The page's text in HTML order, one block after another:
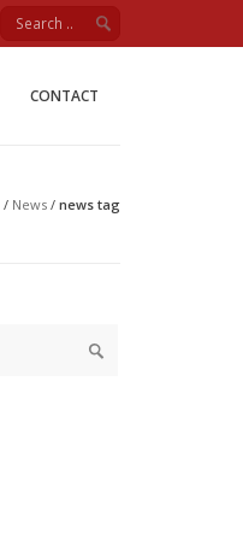
CONTACT
/ News / news tag